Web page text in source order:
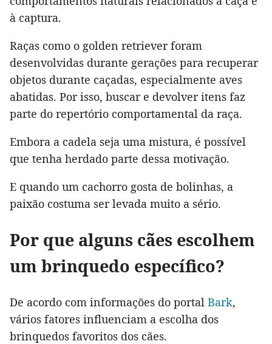
à captura.
Raças como o golden retriever foram
desenvolvidas durante gerações para recuperar
objetos durante caçadas, especialmente aves
abatidas. Por isso, buscar e devolver itens faz
parte do repertório comportamental da raça.
Embora a cadela seja uma mistura, é possível
que tenha herdado parte dessa motivação.
E quando um cachorro gosta de bolinhas, a
paixão costuma ser levada muito a sério.
Por que alguns cães escolhem
um brinquedo específico?
De acordo com informações do portal Bark,
vários fatores influenciam a escolha dos
brinquedos favoritos dos cães.